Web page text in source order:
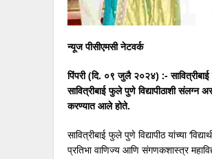
न्यूज पीसीएमसी नेटवर्क
पिंपरी (दि. ०९ जुलै २०२४) :- सावित्रीबाई
सावित्रीबाई फुले पुणे विद्यापीठाशी संलग्न
करण्यात आले होते.
सावित्रीबाई फुले पुणे विद्यापीठ यांच्या
प्रतिभा वाणिज्य आणि संगणकशास्त्र